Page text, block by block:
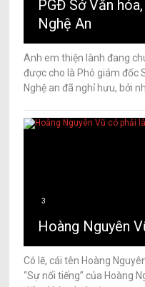
PGĐ Sở Văn
Nghệ An
Anh em thiện lành đang
được cho là Phó giám đốc
Nghệ an đã nghỉ hưu, bởi
3
Hoàng Nguyên
Có lẽ, cái tên Hoàng
“Sự nổi tiếng” của Hoàng